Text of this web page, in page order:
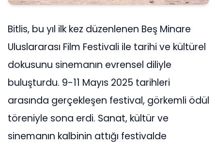
Bitlis, bu yıl ilk kez düzenlenen Beş Minare
Uluslararası Film Festivali ile tarihi ve kültürel
dokusunu sinemanın evrensel diliyle
buluşturdu. 9-11 Mayıs 2025 tarihleri
arasında gerçekleşen festival, görkemli ödül
töreniyle sona erdi. Sanat, kültür ve
sinemanın kalbinin attığı festivalde